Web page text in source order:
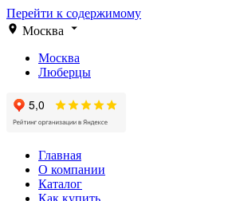
Перейти к содержимому
Москва
Москва
Люберцы
Главная
О компании
Каталог
Как купить